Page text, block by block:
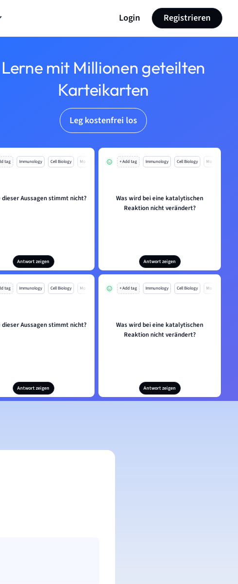
Login Registrieren
Lerne mit Millionen geteilten
Karteikarten
Leg kostenfrei los
tag Immunology Cell Biology Mo
dieser Aussagen stimmt nicht?
Antwort zeigen
+ Add tag Immunology Cell Biology Mo
Was wird bei eine katalytischen
Reaktion nicht verändert?
Antwort zeigen
tag Immunology Cell Biology Mo
dieser Aussagen stimmt nicht?
Antwort zeigen
+ Add tag Immunology Cell Biology Mo
Was wird bei eine katalytischen
Reaktion nicht verändert?
Antwort zeigen